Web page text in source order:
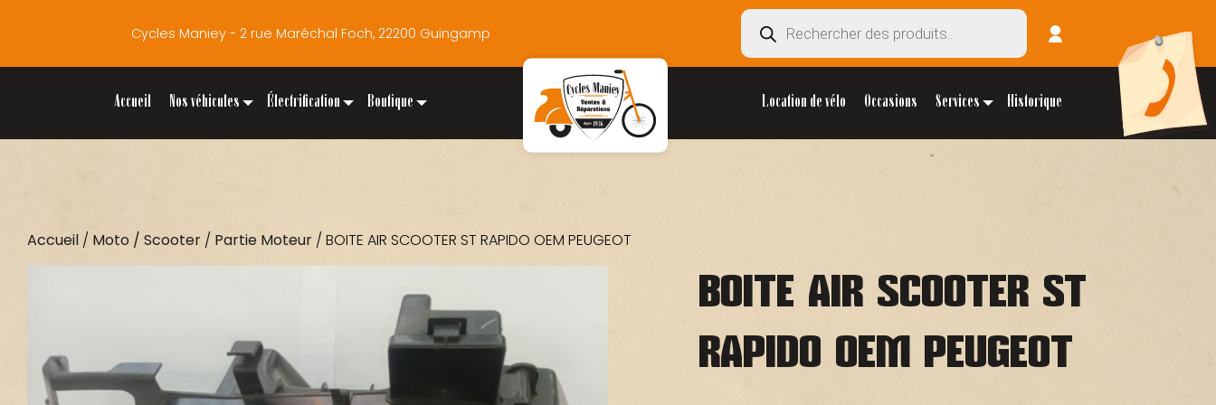
Cycles Maniey - 2 rue Maréchal Foch, 22200 Guingamp
Recherche
produits
Accueil Nos véhicules Électrification Boutique Location de vélo Occasions Services Historique
Accueil / Moto / Scooter / Partie Moteur / BOITE AIR SCOOTER ST RAPIDO OEM PEUGEOT
BOITE AIR SCOOTER ST
RAPIDO OEM PEUGEOT